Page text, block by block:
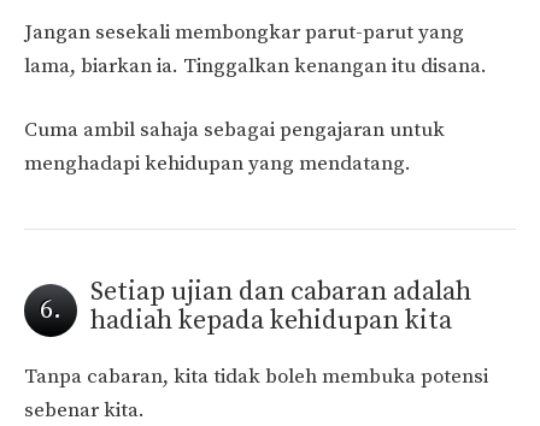
Jangan sesekali membongkar parut-parut yang
lama, biarkan ia. Tinggalkan kenangan itu disana.
Cuma ambil sahaja sebagai pengajaran untuk
menghadapi kehidupan yang mendatang.
6.
Setiap ujian dan cabaran adalah
hadiah kepada kehidupan kita
Tanpa cabaran, kita tidak boleh membuka potensi
sebenar kita.